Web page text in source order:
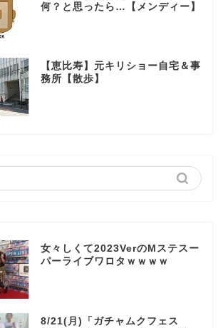
何？と思ったら…【メンディー】
【恵比寿】元キリショー自宅＆事
務所【散歩】
女々しくて2023VerのMステスー
パーライブワロタｗｗｗｗ
8/21(月)「ガチャムクフェス